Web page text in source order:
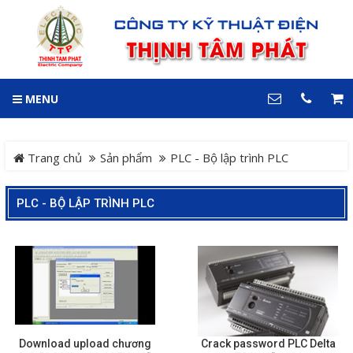
MENU
Trang chủ Sản phẩm PLC - Bộ lập trình PLC
PLC - BỘ LẬP TRÌNH PLC
Download upload chương
Crack password PLC Delta
Trang chủ
Dự án
Hệ Thống Cảnh Báo An
Toàn Xe Nâng
Hệ thống điều khiển giám
GIỎ HÀNG
LIÊN HỆ
Hotline
0909 199 102
Địa chỉ
Thành 3, P. Hiệp Thành, TP.
Thủ Dầu Một, Tỉnh Bình
Dương
Điện thoại
0909 199 102
COPYRIGHT 2018. ALL RIGHTS RESERVED